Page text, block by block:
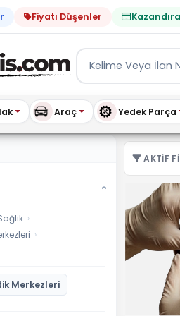
Fiyatı Düşenler
Araç Yedek Parça
›
›
›
Merkezleri
AKTIF